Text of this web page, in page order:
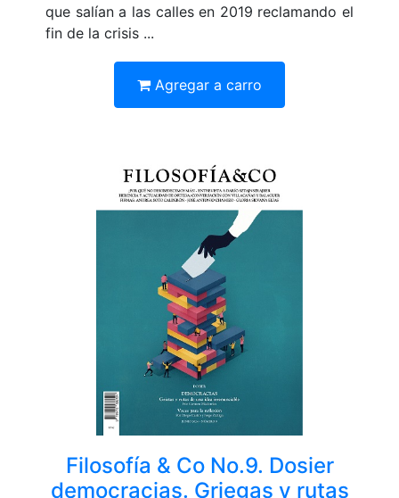
que salían a las calles en 2019 reclamando el
fin de la crisis ...
Agregar a carro
Filosofía & Co No.9. Dosier
democracias. Griegas y rutas